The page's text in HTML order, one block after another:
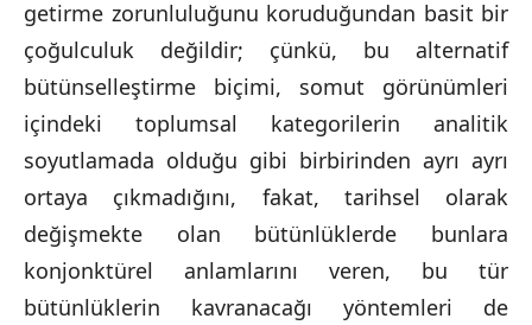
getirme zorunluluğunu koruduğundan basit bir
çoğulculuk değildir; çünkü, bu alternatif
bütünselleştirme biçimi, somut görünümleri
içindeki toplumsal kategorilerin analitik
soyutlamada olduğu gibi birbirinden ayrı ayrı
ortaya çıkmadığını, fakat, tarihsel olarak
değişmekte olan bütünlüklerde bunlara
konjonktürel anlamlarını veren, bu tür
bütünlüklerin kavranacağı yöntemleri de